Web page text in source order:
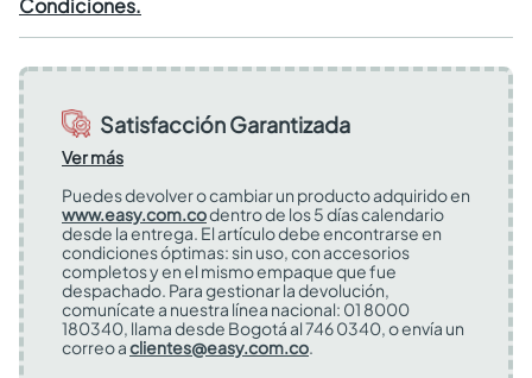
Condiciones.
Satisfacción Garantizada
Ver más
Puedes devolver o cambiar un producto adquirido en
www.easy.com.codentro de los 5 días calendario
desde la entrega. El artículo debe encontrarse en
condiciones óptimas: sin uso, con accesorios
completos y en el mismo empaque que fue
despachado. Para gestionar la devolución,
comunícate a nuestra línea nacional: 01 8000
180340, llama desde Bogotá al 746 0340, o envía un
correo aclientes@easy.com.co.